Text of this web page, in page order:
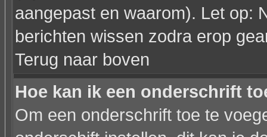
aangepast en waarom). Let op:
berichten wissen zodra erop
Terug naar boven
Hoe kan ik een onderschrift
Om een onderschrift toe te